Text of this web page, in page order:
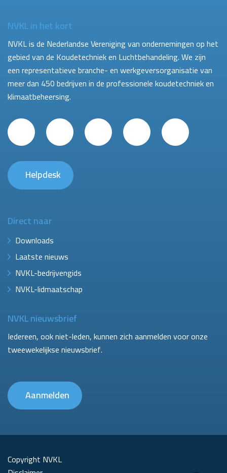
NVKL in het kort
NVKL is de Nederlandse Vereniging van ondernemingen op het
gebied van de Koudetechniek en Luchtbehandeling. We zijn
een representatieve branche- en werkgeversorganisatie van
meer dan 450 bedrijven in de professionele koudetechniek en
klimaatbeheersing.
Helpdesk
Direct naar
Downloads
Laatste nieuws
NVKL-bedrijvengids
NVKL-lidmaatschap
NVKL nieuwsbrief
Iedereen, ook niet-leden, kunnen zich aanmelden voor onze
tweewekelijkse nieuwsbrief.
Aanmelden
Copyright NVKL